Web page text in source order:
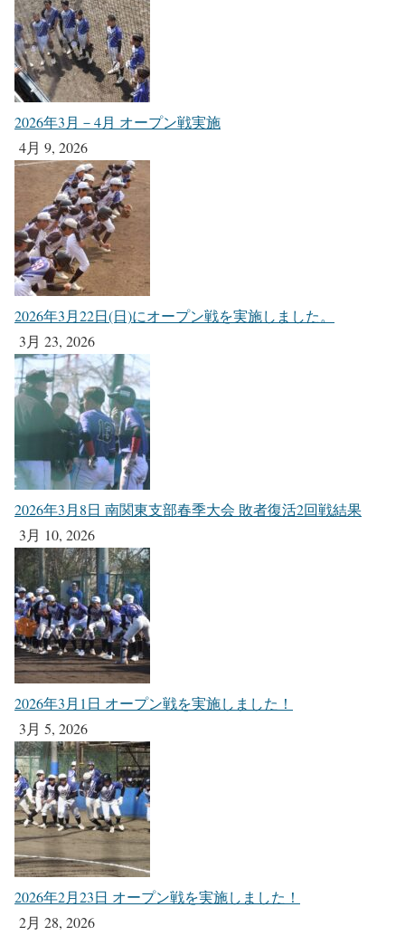
2026年3月－4月 オープン戦実施
4月 9, 2026
2026年3月22日(日)にオープン戦を実施しました。
3月 23, 2026
2026年3月8日 南関東支部春季大会 敗者復活2回戦結果
3月 10, 2026
2026年3月1日 オープン戦を実施しました！
3月 5, 2026
2026年2月23日 オープン戦を実施しました！
2月 28, 2026